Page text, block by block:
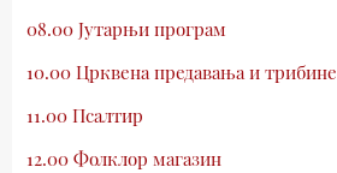
08.00 Јутарњи програм
10.00 Црквена предавања и трибине
11.00 Псалтир
12.00 Фолклор магазин